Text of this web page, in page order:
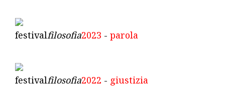
festivalfilosofia2023 - parola
festivalfilosofia2022 - giustizia